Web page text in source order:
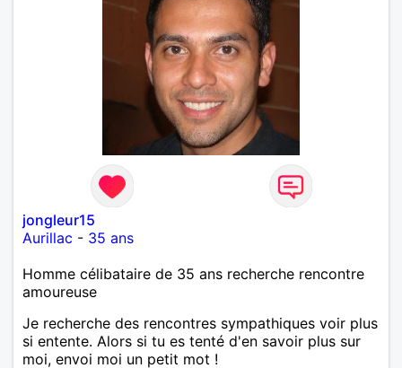
jongleur15
Aurillac - 35 ans
Homme célibataire de 35 ans recherche rencontre
amoureuse
Je recherche des rencontres sympathiques voir plus
si entente. Alors si tu es tenté d'en savoir plus sur
moi, envoi moi un petit mot !